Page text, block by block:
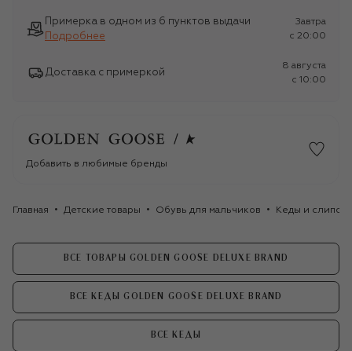
Примерка в одном из 6 пунктов выдачи
Подробнее
Завтра
c 20:00
Доставка с примеркой
8 августа
c 10:00
Добавить в любимые бренды
Главная Детские товары Обувь для мальчиков Кеды и
ВСЕ ТОВАРЫ GOLDEN GOOSE DELUXE BRAND
ВСЕ КЕДЫ GOLDEN GOOSE DELUXE BRAND
ВСЕ КЕДЫ